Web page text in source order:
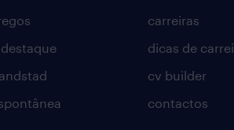
carreiras
dicas de
cv builder
contactos